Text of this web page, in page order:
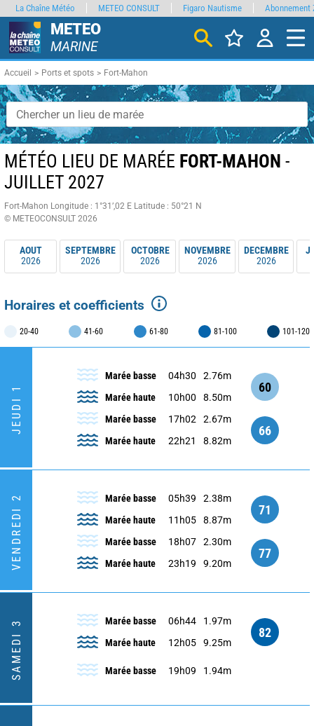
METEO
MARINE
Accueil Ports et spots Fort-Mahon
MÉTÉO LIEU DE MARÉE FORT-MAHON -
JUILLET 2027
Fort-Mahon Longitude : 1°31’,02 E Latitude : 50°21 N
© METEOCONSULT 2026
AOUT
2026
SEPTEMBRE
2026
OCTOBRE
2026
NOVEMBRE
2026
DECEMBRE
2026
Horaires et coefficients
20-40 41-60 61-80 81-100 101-120
JEUDI 1
Marée basse 04h30
2.76m
Marée haute
10h00 8.50m
60
Marée basse 17h02
2.67m
Marée haute
22h21 8.82m
66
VENDREDI 2 Marée basse 05h39
2.38m
Marée haute
11h05 8.87m
71
Marée basse 18h07
2.30m
Marée haute
23h19 9.20m
77
SAMEDI 3 Marée basse 06h44
1.97m
Marée haute
12h05 9.25m
82
Marée basse 19h09 1.94m
La Chaîne Météo METEO CONSULT Figaro Nautisme Abonnement